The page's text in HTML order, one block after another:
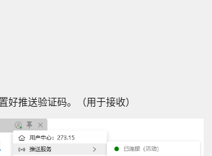
好推送验证码。（用于接收）